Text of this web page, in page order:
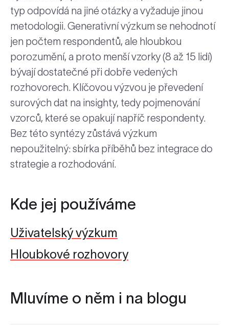
typ odpovídá na jiné otázky a vyžaduje jinou
metodologii. Generativní výzkum se nehodnotí
jen počtem respondentů, ale hloubkou
porozumění, a proto menší vzorky (8 až 15 lidí)
bývají dostatečné při dobře vedených
rozhovorech. Klíčovou výzvou je převedení
surových dat na insighty, tedy pojmenování
vzorců, které se opakují napříč respondenty.
Bez této syntézy zůstává výzkum
nepoužitelný: sbírka příběhů bez integrace do
strategie a rozhodování.
Kde jej používáme
Uživatelský výzkum
Hloubkové rozhovory
Mluvíme o něm i na blogu